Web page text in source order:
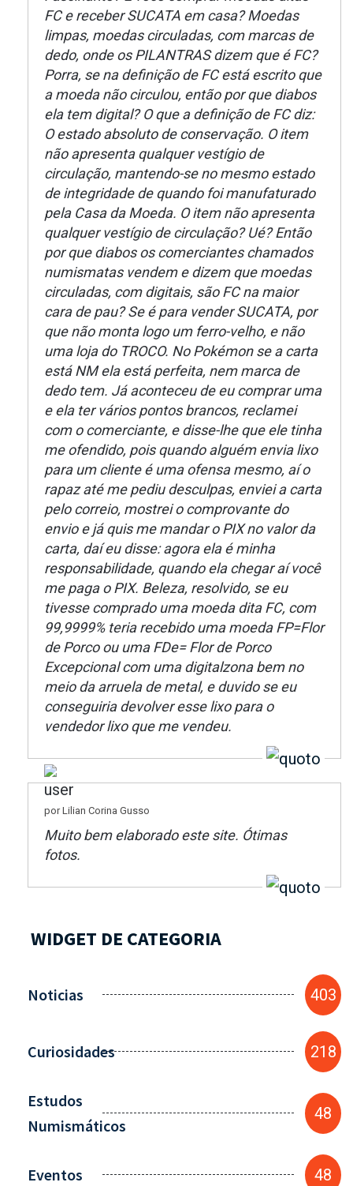
FC e receber SUCATA em casa? Moedas
limpas, moedas circuladas, com marcas de
dedo, onde os PILANTRAS dizem que é FC?
Porra, se na definição de FC está escrito que
a moeda não circulou, então por que diabos
ela tem digital? O que a definição de FC diz:
O estado absoluto de conservação. O item
não apresenta qualquer vestígio de
circulação, mantendo-se no mesmo estado
de integridade de quando foi manufaturado
pela Casa da Moeda. O item não apresenta
qualquer vestígio de circulação? Ué? Então
por que diabos os comerciantes chamados
numismatas vendem e dizem que moedas
circuladas, com digitais, são FC na maior
cara de pau? Se é para vender SUCATA, por
que não monta logo um ferro-velho, e não
uma loja do TROCO. No Pokémon se a carta
está NM ela está perfeita, nem marca de
dedo tem. Já aconteceu de eu comprar uma
e ela ter vários pontos brancos, reclamei
com o comerciante, e disse-lhe que ele tinha
me ofendido, pois quando alguém envia lixo
para um cliente é uma ofensa mesmo, aí o
rapaz até me pediu desculpas, enviei a carta
pelo correio, mostrei o comprovante do
envio e já quis me mandar o PIX no valor da
carta, daí eu disse: agora ela é minha
responsabilidade, quando ela chegar aí você
me paga o PIX. Beleza, resolvido, se eu
tivesse comprado uma moeda dita FC, com
99,9999% teria recebido uma moeda FP=Flor
de Porco ou uma FDe= Flor de Porco
Excepcional com uma digitalzona bem no
meio da arruela de metal, e duvido se eu
conseguiria devolver esse lixo para o
vendedor lixo que me vendeu.
por Lilian Corina Gusso
Muito bem elaborado este site. Ótimas
fotos.
WIDGET DE CATEGORIA
Noticias 403
Curiosidades 218
Estudos
Numismáticos
48
Eventos 48